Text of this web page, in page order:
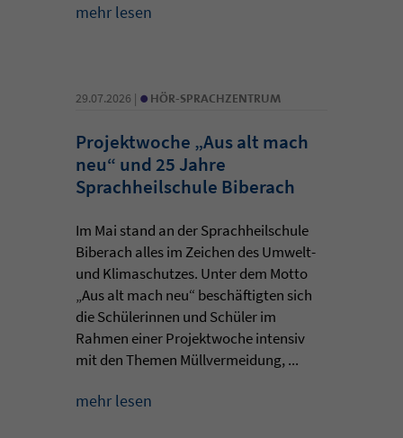
mehr lesen
29.07.2026 | • HÖR-SPRACHZENTRUM
Projektwoche „Aus alt mach
neu“ und 25 Jahre
Sprachheilschule Biberach
Im Mai stand an der Sprachheilschule
Biberach alles im Zeichen des Umwelt-
und Klimaschutzes. Unter dem Motto
„Aus alt mach neu“ beschäftigten sich
die Schülerinnen und Schüler im
Rahmen einer Projektwoche intensiv
mit den Themen Müllvermeidung, ...
mehr lesen